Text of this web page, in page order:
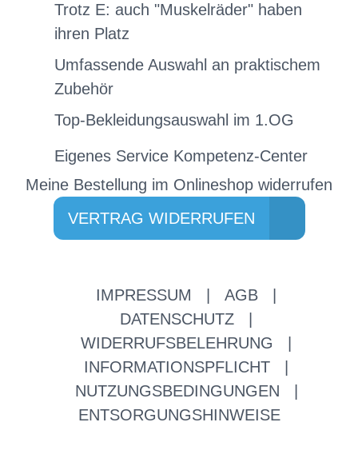
Trotz E: auch "Muskelräder" haben
ihren Platz
Umfassende Auswahl an praktischem
Zubehör
Top-Bekleidungsauswahl im 1.OG
Eigenes Service Kompetenz-Center
Meine Bestellung im Onlineshop widerrufen
VERTRAG WIDERRUFEN
IMPRESSUM AGB
DATENSCHUTZ
WIDERRUFSBELEHRUNG
INFORMATIONSPFLICHT
NUTZUNGSBEDINGUNGEN
ENTSORGUNGSHINWEISE